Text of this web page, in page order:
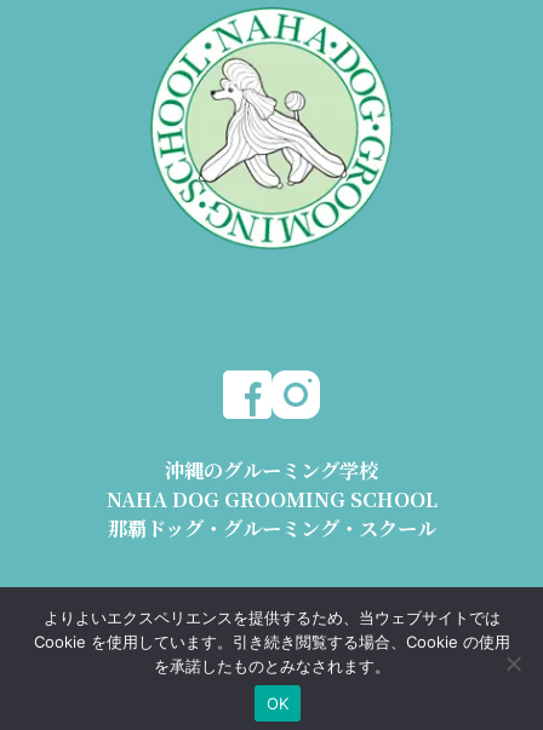
沖縄のグルーミング学校
NAHA DOG GROOMING SCHOOL
那覇ドッグ・グルーミング・スクール
〒904-2426 沖縄県うるま市与那城平安座8178-2 1階
動物取扱業 沖動保第1193号 沖動販第1193号
TEL.098-989-0668 e-mail : info@ndgs.jp
Copyright © NAHA DOG GROOMING SCHOOL All Rights Reserved.
よりよいエクスペリエンスを提供するため、当ウェブサイトでは
Cookie を使用しています。引き続き閲覧する場合、Cookie の使用
を承諾したものとみなされます。
OK